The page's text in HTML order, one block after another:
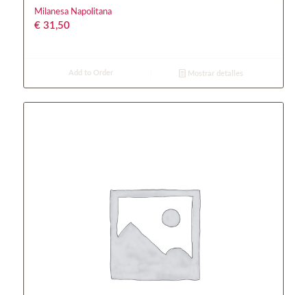
Milanesa Napolitana
€31,50
Add to Order Mostrar detalles